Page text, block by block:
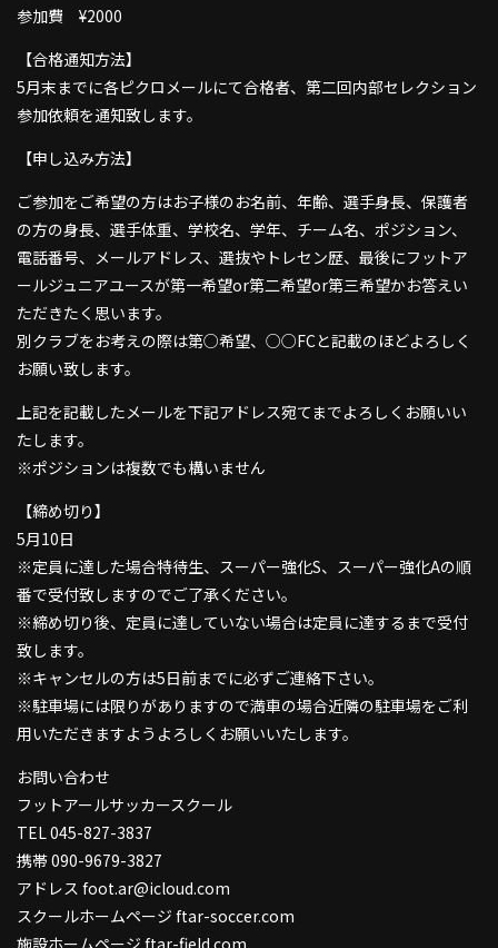
参加費 ¥2000
【合格通知方法】
5月末までに各ピクロメールにて合格者、第二回内部セレクション
参加依頼を通知致します。
【申し込み方法】
ご参加をご希望の方はお子様のお名前、年齢、選手身長、保護者
の方の身長、選手体重、学校名、学年、チーム名、ポジション、
電話番号、メールアドレス、選抜やトレセン歴、最後にフットア
ールジュニアユースが第一希望or第二希望or第三希望かお答えい
ただきたく思います。
別クラブをお考えの際は第○希望、○○FCと記載のほどよろしく
お願い致します。
上記を記載したメールを下記アドレス宛てまでよろしくお願いい
たします。
※ポジションは複数でも構いません
【締め切り】
5月10日
※定員に達した場合特待生、スーパー強化S、スーパー強化Aの順
番で受付致しますのでご了承ください。
※締め切り後、定員に達していない場合は定員に達するまで受付
致します。
※キャンセルの方は5日前までに必ずご連絡下さい。
※駐車場には限りがありますので満車の場合近隣の駐車場をご利
用いただきますようよろしくお願いいたします。
お問い合わせ
フットアールサッカースクール
TEL 045-827-3837
携帯 090-9679-3827
アドレス foot.ar@icloud.com
スクールホームページ ftar-soccer.com
施設ホームページ ftar-field.com